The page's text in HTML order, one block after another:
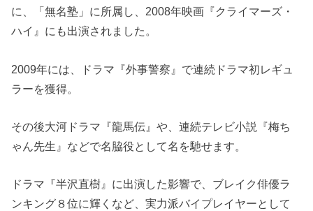
に、「無名塾」に所属し、2008年映画『クライマーズ・
ハイ』にも出演されました。
2009年には、ドラマ『外事警察』で連続ドラマ初レギュ
ラーを獲得。
その後大河ドラマ『龍馬伝』や、連続テレビ小説『梅ち
ゃん先生』などで名脇役として名を馳せます。
ドラマ『半沢直樹』に出演した影響で、ブレイク俳優ラ
ンキング８位に輝くなど、実力派バイプレイヤーとして